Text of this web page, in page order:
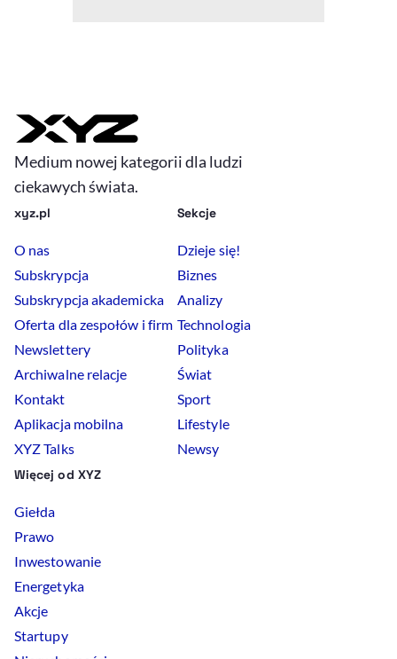
Medium nowej kategorii dla ludzi
ciekawych świata.
xyz.pl
O nas
Subskrypcja
Subskrypcja akademicka
Oferta dla zespołów i firm
Newslettery
Archiwalne relacje
Kontakt
Aplikacja mobilna
XYZ Talks
Sekcje
Dzieje się!
Biznes
Analizy
Technologia
Polityka
Świat
Sport
Lifestyle
Newsy
Więcej od XYZ
Giełda
Prawo
Inwestowanie
Energetyka
Akcje
Startupy